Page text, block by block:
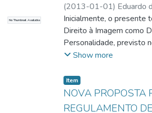
No Thumbnail Available
(2013-01-01) Eduardo
Rodovalho;Letícia
Inicialmente, o presente
Direito à Imagem como
Personalidade, previsto
pátrio e na Constituição
entre o Direito à Imagem
Informação, ambos
constitucionalmente.
Show more
Item
NOVA PROPOSTA
REGULAMENTO